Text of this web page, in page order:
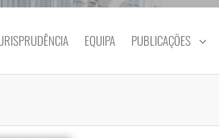
EQUIPA PUBLICAÇÕES